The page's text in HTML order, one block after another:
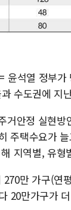
석열 정부
수도권에 지
안정 실현
주택수요가
지역별, 유
만 가구(연
20만가구가